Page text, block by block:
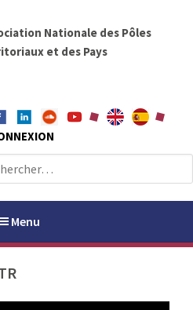
Nationale des Pôles
et des Pays
Menu
/ PETR